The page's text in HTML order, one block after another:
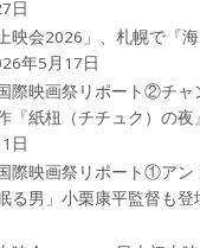
日
映会2026」、札幌で『
年5月17日
際映画祭リポート②チャ
『紙杻（チチュク）の夜
日
際映画祭リポート①アン
る男」小栗康平監督も登